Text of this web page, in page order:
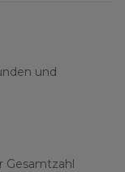
und
Gesamtzahl